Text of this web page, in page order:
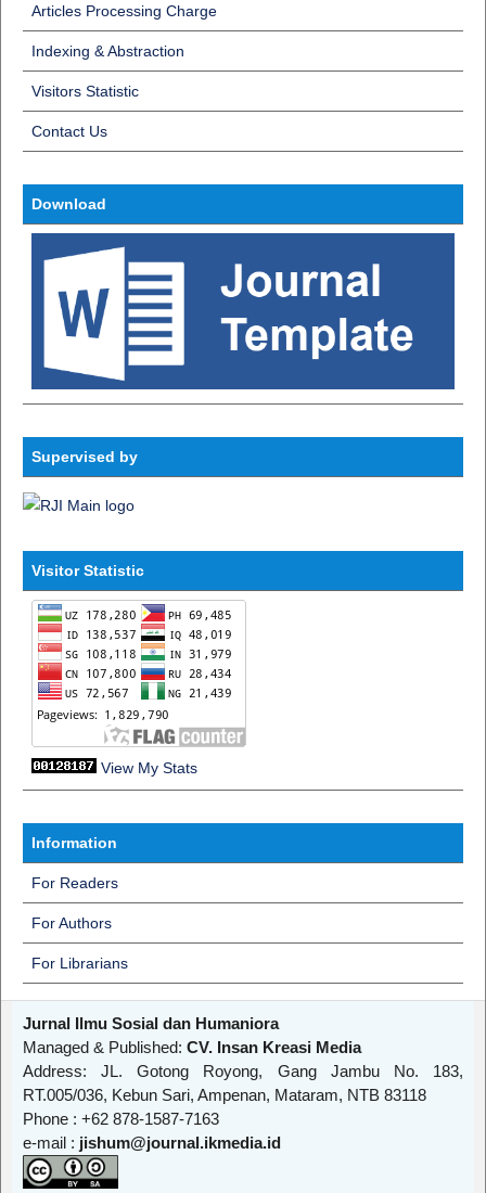
Articles Processing Charge
Indexing & Abstraction
Visitors Statistic
Contact Us
Download
Supervised by
Visitor Statistic
View My Stats
Information
For Readers
For Authors
For Librarians
Jurnal Ilmu Sosial dan Humaniora
Managed & Published: CV. Insan Kreasi Media
Address: JL. Gotong Royong, Gang Jambu No. 183,
RT.005/036, Kebun Sari, Ampenan, Mataram, NTB 83118
Phone : +62 878-1587-7163
e-mail : jishum@journal.ikmedia.id